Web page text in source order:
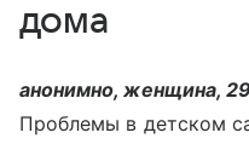
дома
анонимно, женщина,
Проблемы в детском